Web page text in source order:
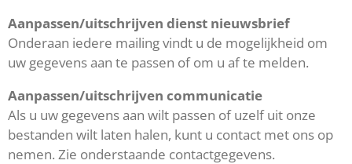
Aanpassen/uitschrijven dienst nieuwsbrief
Onderaan iedere mailing vindt u de mogelijkheid om
uw gegevens aan te passen of om u af te melden.
Aanpassen/uitschrijven communicatie
Als u uw gegevens aan wilt passen of uzelf uit onze
bestanden wilt laten halen, kunt u contact met ons op
nemen. Zie onderstaande contactgegevens.